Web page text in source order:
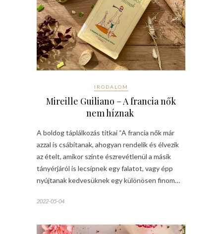
IRODALOM
Mireille Guiliano – A francia nők
nem híznak
A boldog táplálkozás titkai “A francia nők már
azzal is csábítanak, ahogyan rendelik és élvezik
az ételt, amikor szinte észrevétlenül a másik
tányérjáról is lecsípnek egy falatot, vagy épp
nyújtanak kedvesüknek egy különösen finom…
2022-05-04